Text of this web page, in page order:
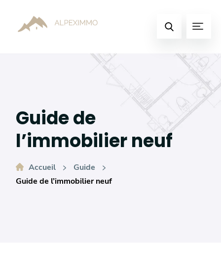
une
recherche
Guide de
l’immobilier neuf
Accueil
Guide
Guide de l’immobilier neuf